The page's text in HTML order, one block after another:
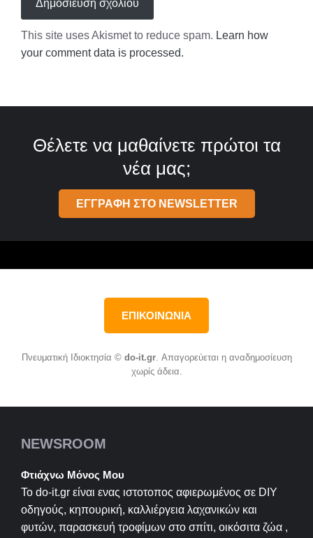
This site uses Akismet to reduce spam. Learn how
your comment data is processed.
Θέλετε να μαθαίνετε πρώτοι τα
νέα μας;
ΕΓΓΡΑΦΗ ΣΤΟ NEWSLETTER
ΕΠΙΚΟΙΝΩΝΙΑ
Πνευματική Ιδιοκτησία © do-it.gr. Απαγορεύεται η αναδημοσίευση
χωρίς άδεια.
NEWSROOM
Φτιάχνω Μόνος Μου
Το do-it.gr είναι ενας ιστοτοπος αφιερωμένος σε DIY
οδηγούς, κηπουρική, καλλιέργεια λαχανικών και
φυτών, παρασκευή τροφίμων στο σπίτι, οικόσιτα ζώα ,